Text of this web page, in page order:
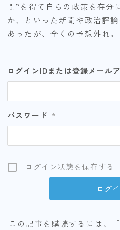
間”を得て自らの政策を存分
か、といった新聞や政治評
あったが、全くの予想外れ。
ログインIDまたは登録メール
パスワード *
ログイン状態を保存する
この記事を購読するには、